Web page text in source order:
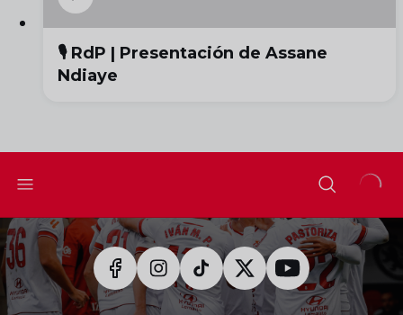
🎙️ RdP | Presentación de Assane
Ndiaye